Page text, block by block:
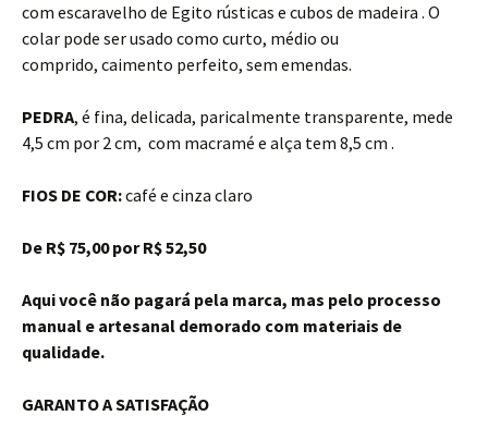
com escaravelho de Egito rústicas e cubos de madeira . O
colar pode ser usado como curto, médio ou
comprido, caimento perfeito, sem emendas.
PEDRA, é fina, delicada, paricalmente transparente, mede
4,5 cm por 2 cm, com macramé e alça tem 8,5 cm .
FIOS DE COR:café e cinza claro
De R$ 75,00 por R$ 52,50
Aqui você não pagará pela marca, mas pelo processo
manual e artesanal demorado com materiais de
qualidade.
GARANTO A SATISFAÇÃO